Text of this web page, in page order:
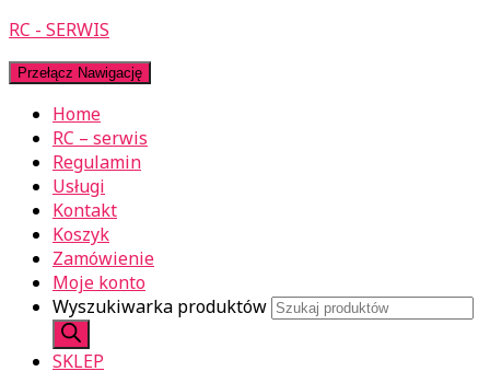
RC - SERWIS
Przełącz Nawigację
Home
RC – serwis
Regulamin
Usługi
Kontakt
Koszyk
Zamówienie
Moje konto
Wyszukiwarka produktów
SKLEP